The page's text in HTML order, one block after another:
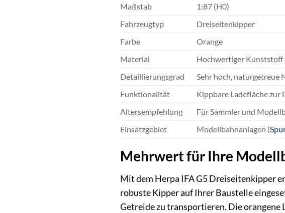
Maßstab
1:87 (H0)
Fahrzeugtyp
Dreiseitenkipper
Farbe
Orange
Material
Hochwertiger
Detaillierungsgrad
Sehr hoch, naturgetreue
Funktionalität
Kippbare Ladefläche zur
Altersempfehlung
Für Sammler und
Einsatzgebiet
Modellbahnanlagen (
Mehrwert für Ihre
Mit dem Herpa IFA G5 Dreiseitenkipper
robuste Kipper auf Ihrer Baustelle
Getreide zu transportieren. Die orangene